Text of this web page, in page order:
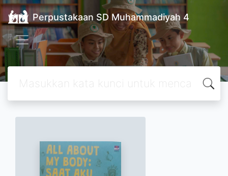
Perpustakaan SD Muhammadiyah 4